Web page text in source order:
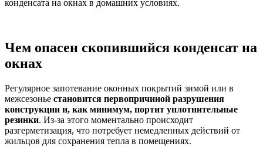
конденсата на окнах в домашних условиях.
Чем опасен скопившийся конденсат на
окнах
Регулярное запотевание оконных покрытий зимой или в
межсезонье становится первопричиной разрушения
конструкции и, как минимум, портит уплотнительные
резинки. Из-за этого моментально происходит
разгерметизация, что потребует немедленных действий от
жильцов для сохранения тепла в помещениях.